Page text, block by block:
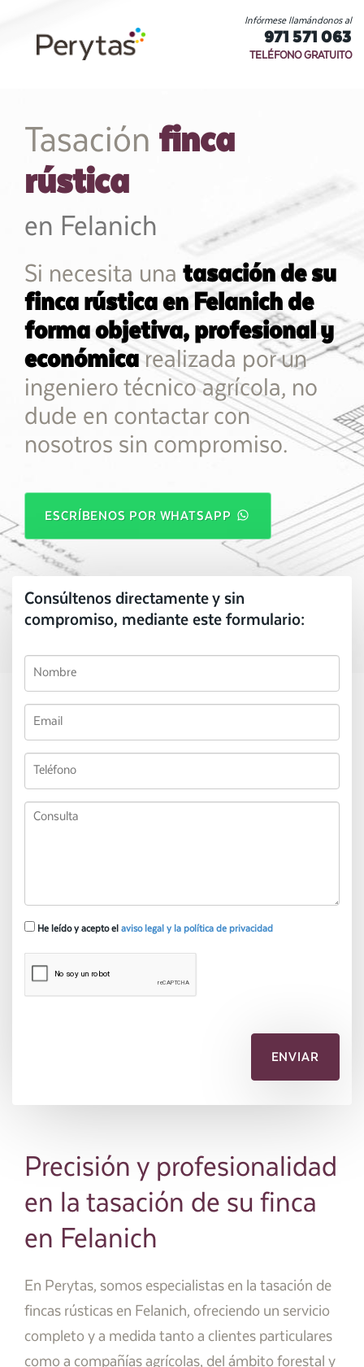
Infórmese llamándonos al
971 571 063
TELÉFONO GRATUITO
Tasación finca
rústica
en Felanich
Si necesita una tasación de su
finca rústica en Felanich de
forma objetiva, profesional y
económicarealizada por un
ingeniero técnico agrícola, no
dude en contactar con
nosotros sin compromiso.
ESCRÍBENOS POR WHATSAPP
Consúltenos directamente y sin
compromiso, mediante este formulario:
He leído y acepto el aviso legal y la política de privacidad
Precisión y profesionalidad
en la tasación de su finca
en Felanich
En Perytas, somos especialistas en la tasación de
fincas rústicas en Felanich, ofreciendo un servicio
completo y a medida tanto a clientes particulares
como a compañías agrícolas, del ámbito forestal y